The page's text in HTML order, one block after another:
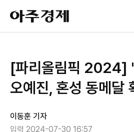
아
주
경
[파리올림픽 2024] '
오예진, 혼성 동메달
이동훈 기자
입력 2024-07-30 16:57